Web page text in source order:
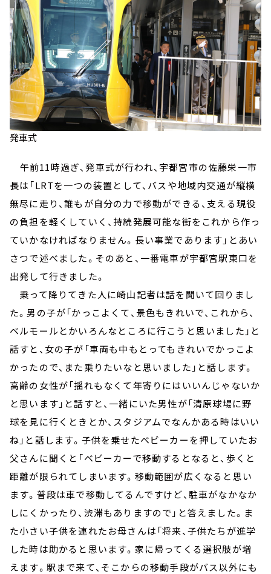
発車式
午前11時過ぎ、発車式が行われ、宇都宮市の佐藤栄一市
長は「LRTを一つの装置として、バスや地域内交通が縦横
無尽に走り、誰もが自分の力で移動ができる、支える現役
の負担を軽くしていく、持続発展可能な街をこれから作っ
ていかなければなりません。長い事業であります」とあい
さつで述べました。そのあと、一番電車が宇都宮駅東口を
出発して行きました。
乗って降りてきた人に崎山記者は話を聞いて回りまし
た。男の子が「かっこよくて、景色もきれいで、これから、
ベルモールとかいろんなところに行こうと思いました」と
話すと、女の子が「車両も中もとってもきれいでかっこよ
かったので、また乗りたいなと思いました」と話します。
高齢の女性が「揺れもなくて年寄りにはいいんじゃないか
と思います」と話すと、一緒にいた男性が「清原球場に野
球を見に行くときとか、スタジアムでなんかある時はいい
ね」と話します。子供を乗せたベビーカーを押していたお
父さんに聞くと「ベビーカーで移動するとなると、歩くと
距離が限られてしまいます。移動範囲が広くなると思い
ます。普段は車で移動してるんですけど、駐車がなかなか
しにくかったり、渋滞もありますので」と答えました。ま
た小さい子供を連れたお母さんは「将来、子供たちが進学
した時は助かると思います。家に帰ってくる選択肢が増
えます。駅まで来て、そこからの移動手段がバス以外にも